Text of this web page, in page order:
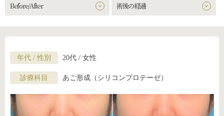
Before/After 術後の経過
年代 / 性別 20代 / 女性
診療科目 あご形成（シリコンプロテーゼ）